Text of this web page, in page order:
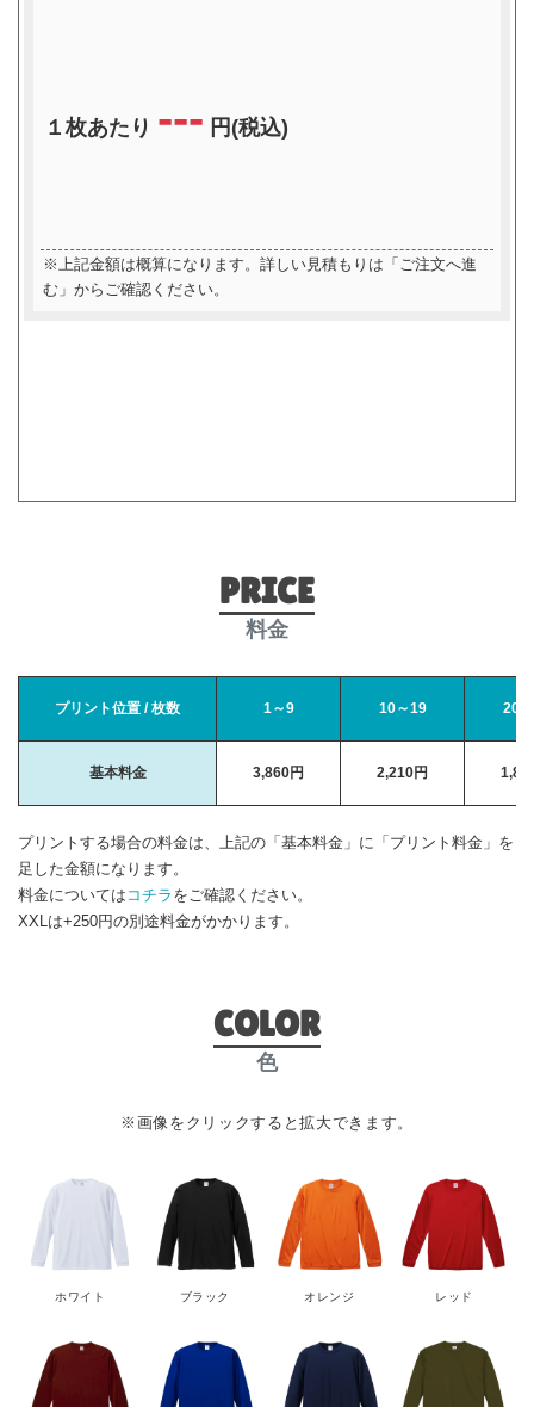
１枚あたり --- 円(税込)
※上記金額は概算になります。詳しい見積もりは「ご注文へ進
む」からご確認ください。
PRICE
料金
プリント位置 / 枚数 1～9 10～19 20
基本料金 3,860円 2,210円
プリントする場合の料金は、上記の「基本料金」に「プリント料金」を
足した金額になります。
料金については コチラ をご確認ください。
XXLは+250円の別途料金がかかります。
COLOR
色
※画像をクリックすると拡大できます。
ホワイト ブラック オレンジ レッド